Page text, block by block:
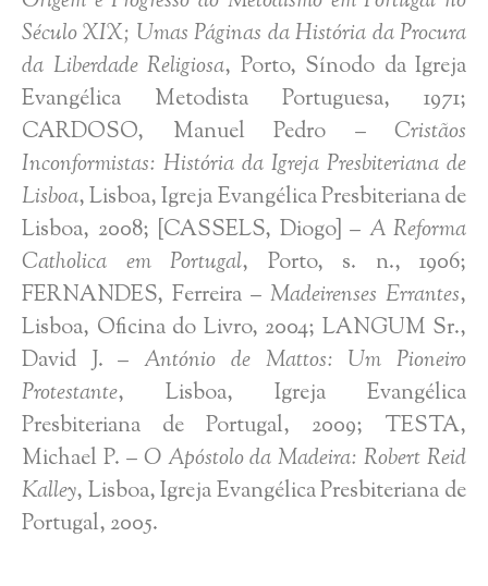
Século XIX; Umas Páginas da História da Procura
da Liberdade Religiosa, Porto, Sínodo da Igreja
Evangélica Metodista Portuguesa, 1971;
CARDOSO, Manuel Pedro – Cristãos
Inconformistas: História da Igreja Presbiteriana de
Lisboa, Lisboa, Igreja Evangélica Presbiteriana de
Lisboa, 2008; [CASSELS, Diogo] – A Reforma
Catholica em Portugal, Porto, s. n., 1906;
FERNANDES, Ferreira – Madeirenses Errantes,
Lisboa, Oficina do Livro, 2004; LANGUM Sr.,
David J. –António de Mattos: Um Pioneiro
Protestante, Lisboa, Igreja Evangélica
Presbiteriana de Portugal, 2009; TESTA,
Michael P. – O Apóstolo da Madeira: Robert Reid
Kalley, Lisboa, Igreja Evangélica Presbiteriana de
Portugal, 2005.